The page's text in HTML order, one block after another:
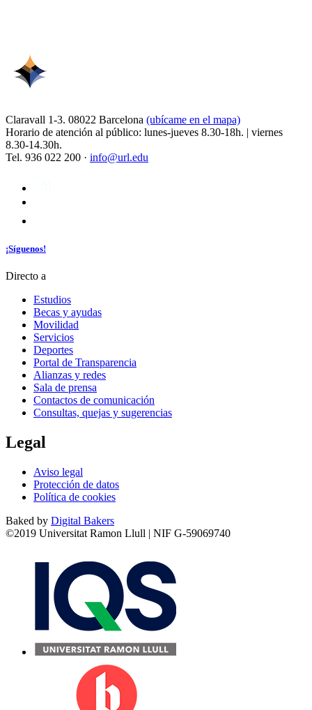
Claravall 1-3. 08022 Barcelona (ubícame en el mapa)
Horario de atención al público: lunes-jueves 8.30-18h. | viernes
8.30-14.30h.
Tel. 936 022 200 · info@url.edu
¡Síguenos!
Directo a
Estudios
Becas y ayudas
Movilidad
Servicios
Deportes
Portal de Transparencia
Alianzas y redes
Sala de prensa
Contactos de comunicación
Consultas, quejas y sugerencias
Legal
Aviso legal
Protección de datos
Política de cookies
Baked by Digital Bakers
©2019 Universitat Ramon Llull | NIF G-59069740